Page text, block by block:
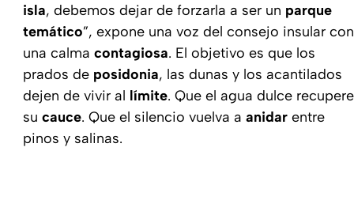
isla, debemos dejar de forzarla a ser un parque
temático”, expone una voz del consejo insular con
una calma contagiosa. El objetivo es que los
prados de posidonia, las dunas y los acantilados
dejen de vivir al límite. Que el agua dulce recupere
su cauce. Que el silencio vuelva a anidar entre
pinos y salinas.